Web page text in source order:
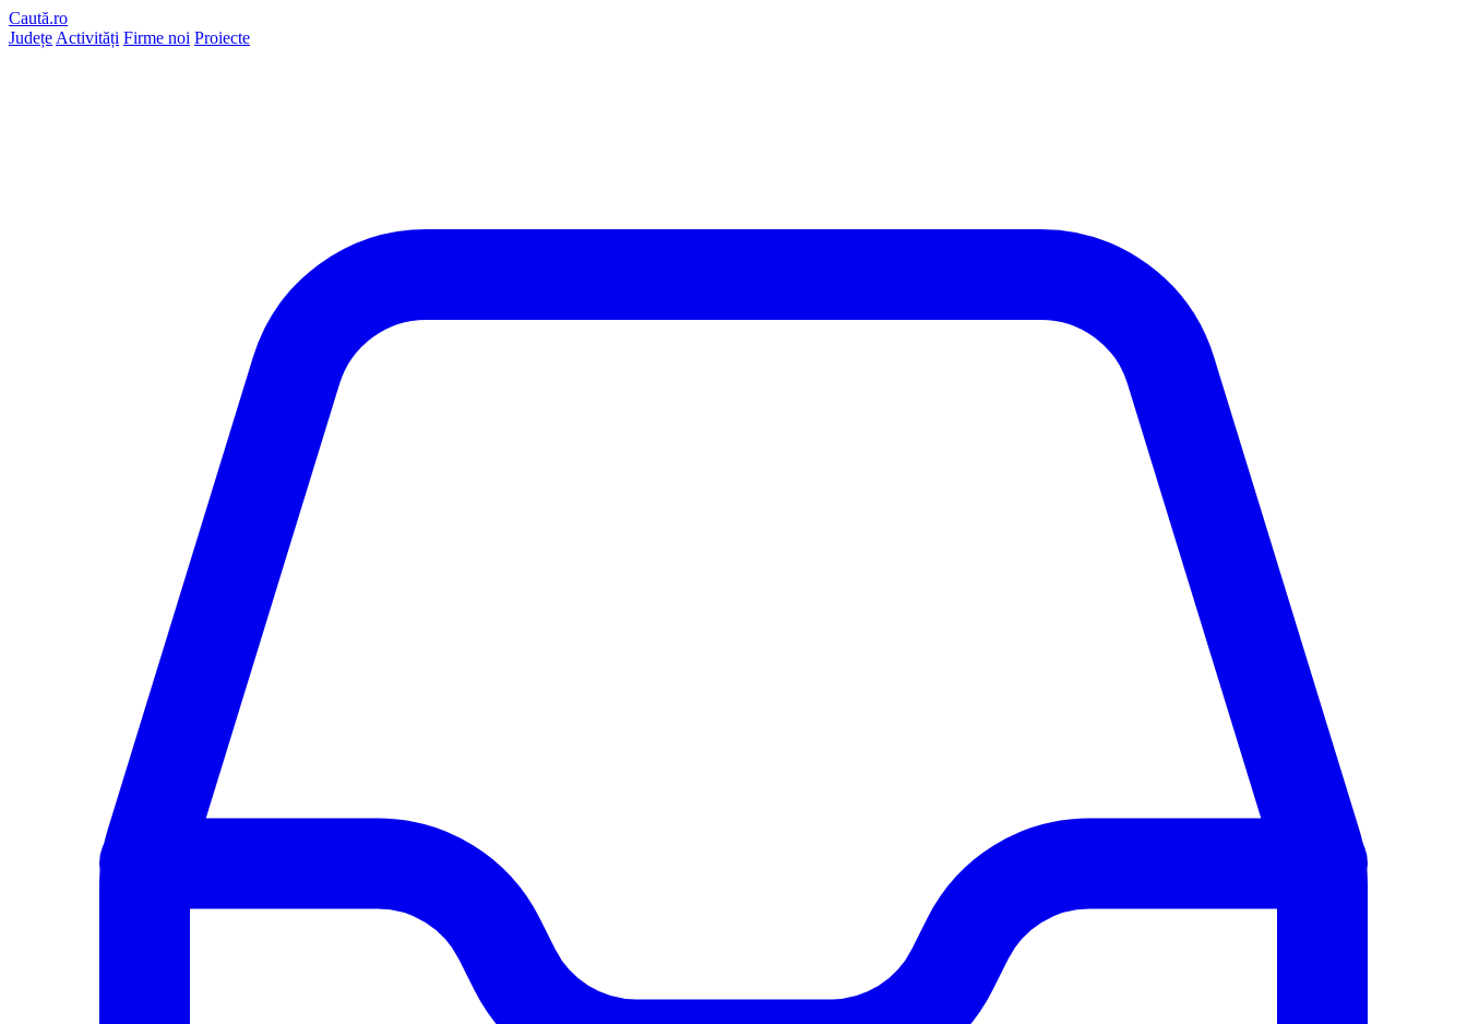
Caută.ro
Județe Activități Firme noi Proiecte